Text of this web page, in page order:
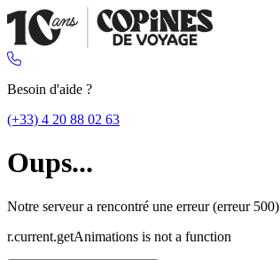
Besoin d'aide ?
(+33) 4 20 88 02 63
Oups...
Notre serveur a rencontré une erreur (erreur 500)
r.current.getAnimations is not a function